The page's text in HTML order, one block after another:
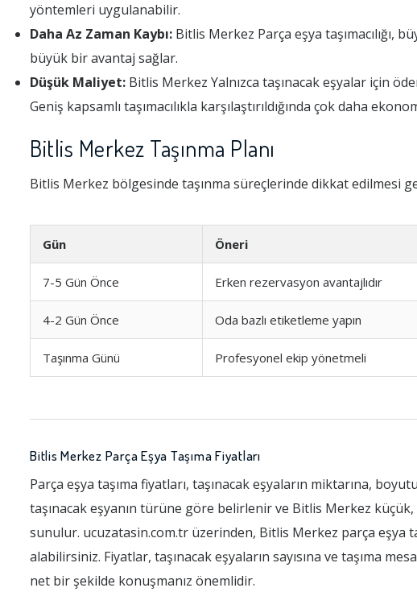
yöntemleri uygulanabilir.
Daha Az Zaman Kaybı: Bitlis Merkez Parça eşya taşımacılığı,
büyük bir avantaj sağlar.
Düşük Maliyet: Bitlis Merkez Yalnızca taşınacak eşyalar için
Geniş kapsamlı taşımacılıkla karşılaştırıldığında çok daha
Bitlis Merkez Taşınma Planı
Bitlis Merkez bölgesinde taşınma süreçlerinde dikkat edilmesi
Gün Öneri
7-5 Gün Önce Erken rezervasyon avantajlıdır
4-2 Gün Önce Oda bazlı etiketleme yapın
Taşınma Günü Profesyonel ekip yönetmeli
Bitlis Merkez Parça Eşya Taşıma Fiyatları
Parça eşya taşıma fiyatları, taşınacak eşyaların miktarına,
taşınacak eşyanın türüne göre belirlenir ve Bitlis Merkez
sunulur. ucuzatasin.com.tr üzerinden, Bitlis Merkez parça eşya
alabilirsiniz. Fiyatlar, taşınacak eşyaların sayısına ve taşıma
net bir şekilde konuşmanız önemlidir.